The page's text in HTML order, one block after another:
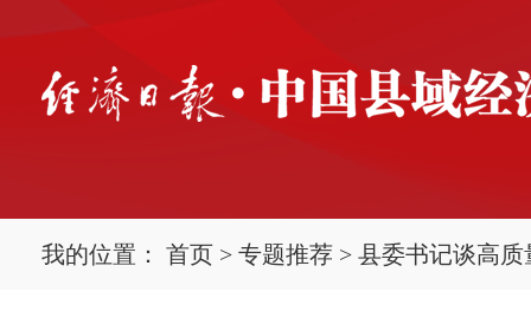
我的位置： 首页 > 专题推荐 > 县委书记谈高质